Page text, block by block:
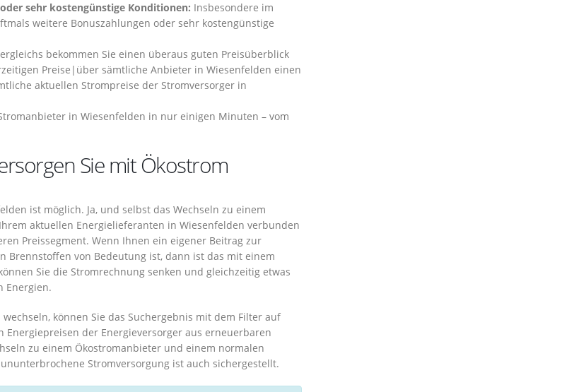
sehr kostengünstige Konditionen: Insbesondere im
weitere Bonuszahlungen oder sehr kostengünstige
bekommen Sie einen überaus guten Preisüberblick
Preise|über sämtliche Anbieter in Wiesenfelden einen
aktuellen Strompreise der Stromversorger in
in Wiesenfelden in nur einigen Minuten – vom
Sie mit Ökostrom
ist möglich. Ja, und selbst das Wechseln zu einem
aktuellen Energielieferanten in Wiesenfelden verbunden
Preissegment. Wenn Ihnen ein eigener Beitrag zur
Brennstoffen von Bedeutung ist, dann ist das mit einem
Sie die Stromrechnung senken und gleichzeitig etwas
Energien.
können Sie das Suchergebnis mit dem Filter auf
Energiepreisen der Energieversorger aus erneuerbaren
zu einem Ökostromanbieter und einem normalen
Stromversorgung ist auch sichergestellt.